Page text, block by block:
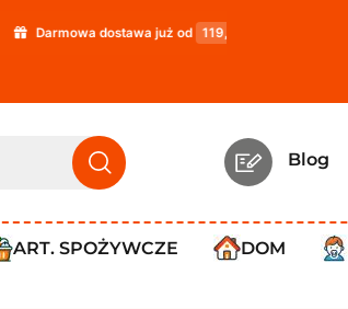
już od 119,99 zł !
Blog
ART. SPOŻYWCZE DOM